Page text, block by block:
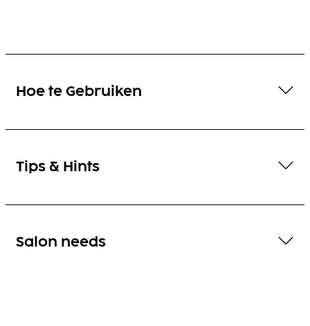
Hoe te Gebruiken
Tips & Hints
Salon needs